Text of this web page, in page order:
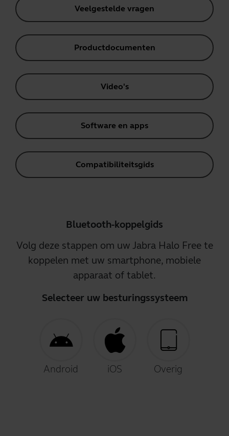
Veelgestelde vragen
Productdocumenten
Video's
Software en apps
Compatibiliteitsgids
Bluetooth-koppelgids
Volg deze stappen om uw Jabra Halo Free te
koppelen met uw smartphone, mobiele
apparaat of tablet.
Selecteer uw besturingssysteem
Android iOS Overig